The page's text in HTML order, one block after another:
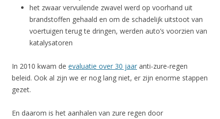
het zwaar vervuilende zwavel werd op voorhand uit
brandstoffen gehaald en om de schadelijk uitstoot van
voertuigen terug te dringen, werden auto’s voorzien van
katalysatoren
In 2010 kwam de evaluatie over 30 jaar anti-zure-regen
beleid. Ook al zijn we er nog lang niet, er zijn enorme stappen
gezet.
En daarom is het aanhalen van zure regen door